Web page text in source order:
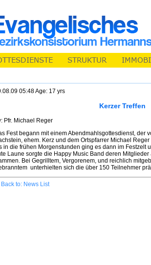
05:48 Age: 17 yrs
Kerzer Treffen
Pfr. Michael Reger
Fest begann mit einem Abendmahlsgottesdienst, der
ehem. Kerz und dem Ortspfarrer Michael
in die frühen Morgenstunden ging es dann im Festzelt
Laune sorgte die Happy Music Band deren
Bei Gegrilltem, Vergorenem, und reichlich
unterhielten sich die über 150 Teilnehmer
Back to: News List